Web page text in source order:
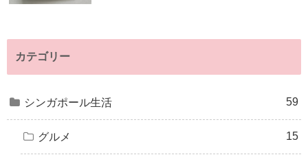
カテゴリー
シンガポール生活 59
グルメ 15